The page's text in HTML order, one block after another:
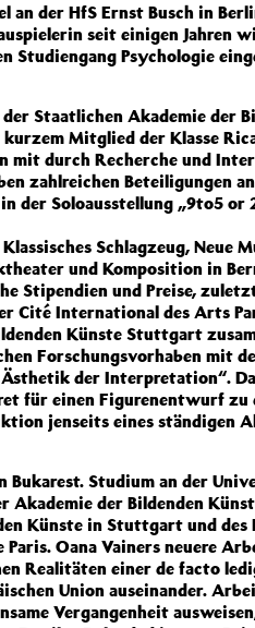
an der HfS Ernst Busch in
seit einigen Jahren
Studiengang Psychologie
Staatlichen Akademie der
Mitglied der Klasse
mit durch Recherche und
zahlreichen Beteiligungen
der Soloausstellung „9to5 or
Schlagzeug, Neue
und Komposition in
Stipendien und Preise,
Cité International des Arts
Künste Stuttgart
Forschungsvorhaben mit
Ästhetik der Interpretation“.
für einen Figurenentwurf
jenseits eines ständigen
Bukarest. Studium an der
Akademie der Bildenden
Künste in Stuttgart und
Oana Vainers neuere
Realitäten einer de facto
Union auseinander.
Vergangenheit